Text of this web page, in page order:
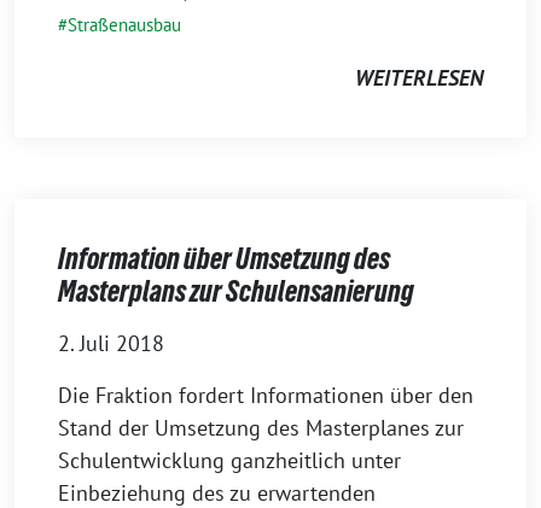
Straßenausbau
WEITERLESEN
Information über Umsetzung des
Masterplans zur Schulensanierung
2. Juli 2018
Die Fraktion fordert Informationen über den
Stand der Umsetzung des Masterplanes zur
Schulentwicklung ganzheitlich unter
Einbeziehung des zu erwartenden